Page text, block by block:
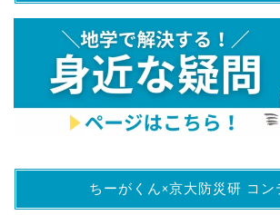
ちーがくん×京大防災研 コン